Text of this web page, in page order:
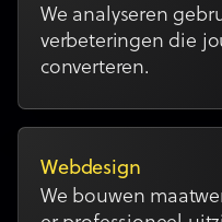
We analyseren
verbeteringen die
converteren.
Webdesign
We bouwen